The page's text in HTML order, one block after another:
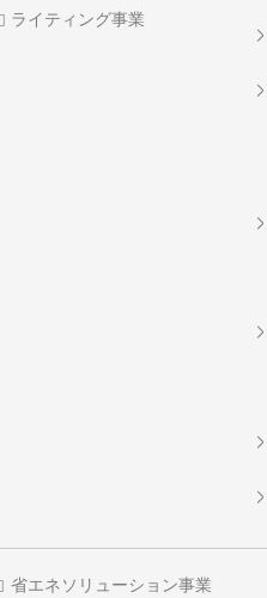
ライティング事業
省エネソリューション事業